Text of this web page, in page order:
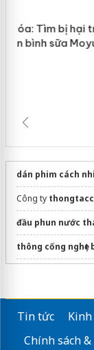
dán phim cách
Công ty
đầu phun nước
thông cống nghẹt
Tin tức
Chính sách